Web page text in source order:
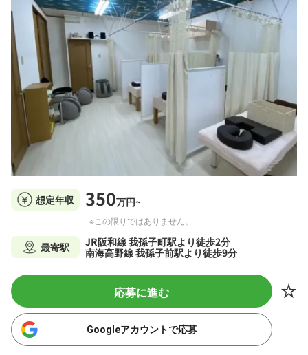
想定年収 350万円~
※この限りではありません。
最寄駅
JR阪和線 我孫子町駅より徒歩2分
南海高野線 我孫子前駅より徒歩9分
応募に進む
Googleアカウントで応募